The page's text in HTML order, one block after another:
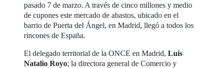
pasado 7 de marzo. A través de cinco millones y medio
de cupones este mercado de abastos, ubicado en el
barrio de Puerta del Ángel, en Madrid, llegó a todos los
rincones de España.
El delegado territorial de la ONCE en Madrid,Luis
Natalio Royo; la directora general de Comercio y